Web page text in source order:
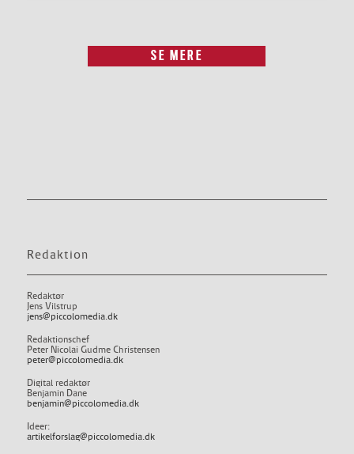
SE MERE
Redaktion
Redaktør
Jens Vilstrup
jens@piccolomedia.dk
Redaktionschef
Peter Nicolai Gudme Christensen
peter@piccolomedia.dk
Digital redaktør
Benjamin Dane
benjamin@piccolomedia.dk
Ideer:
artikelforslag@piccolomedia.dk